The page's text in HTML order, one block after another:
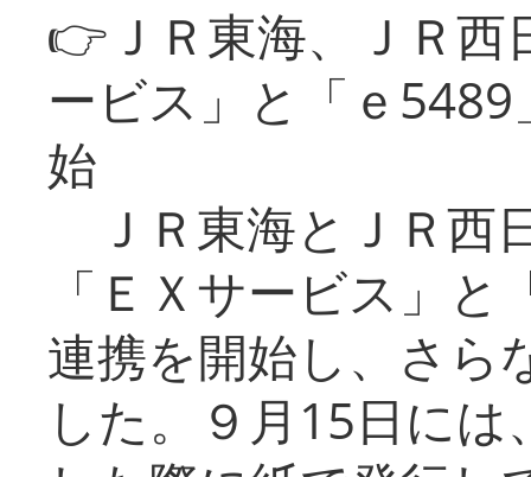
👉ＪＲ東海、ＪＲ
ービス」と「ｅ
始
ＪＲ東海とＪＲ西
「ＥＸサービス」
連携を開始し、さら
した。９月15日に